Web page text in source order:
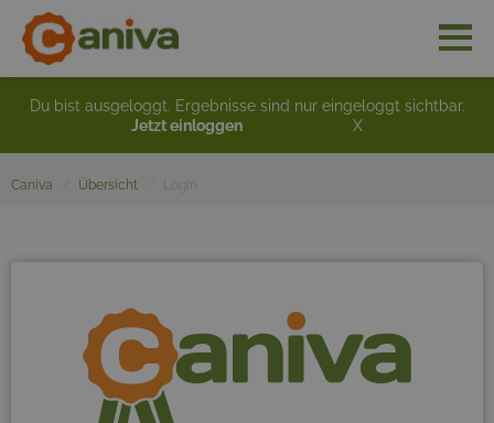
Du bist ausgeloggt. Ergebnisse sind nur eingeloggt sichtbar.
Jetzt einloggen
X
Caniva Übersicht